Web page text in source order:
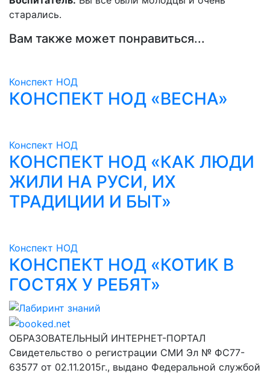
старались.
Вам также может понравиться...
Конспект НОД
КОНСПЕКТ НОД «ВЕСНА»
Конспект НОД
КОНСПЕКТ НОД «КАК ЛЮДИ
ЖИЛИ НА РУСИ, ИХ
ТРАДИЦИИ И БЫТ»
Конспект НОД
КОНСПЕКТ НОД «КОТИК В
ГОСТЯХ У РЕБЯТ»
Лабиринт знаний
ОБРАЗОВАТЕЛЬНЫЙ ИНТЕРНЕТ-ПОРТАЛ
Свидетельство о регистрации СМИ Эл № ФС77-
63577 от 02.11.2015г., выдано Федеральной службой